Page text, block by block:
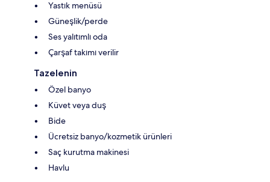
Yastık menüsü
Güneşlik/perde
Ses yalıtımlı oda
Çarşaf takımı verilir
Tazelenin
Özel banyo
Küvet veya duş
Bide
Ücretsiz banyo/kozmetik ürünleri
Saç kurutma makinesi
Havlu